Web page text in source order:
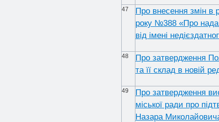
47
Про внесення змін в
року №388 «Про
від імені
48
Про затвердження
та її склад в новій
49
Про затвердження
міської ради про
Назара